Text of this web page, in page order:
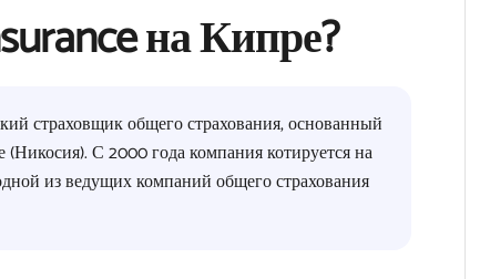
на Кипре?
страховщик общего страхования, основанный
С 2000 года компания котируется на
из ведущих компаний общего страхования